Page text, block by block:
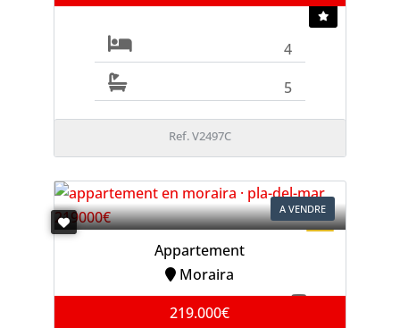
4
5
Ref. V2497C
A VENDRE
Appartement
Moraira
219.000€